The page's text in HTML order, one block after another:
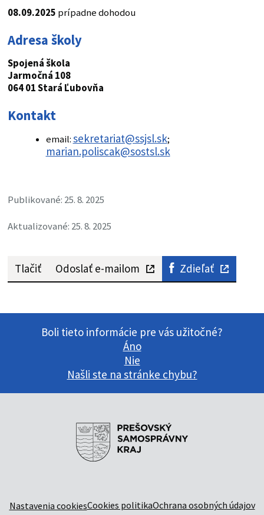
08.09.2025 prípadne dohodou
Adresa školy
Spojená škola
Jarmočná 108
064 01 Stará Ľubovňa
Kontakt
email:sekretariat@ssjsl.sk;
marian.poliscak@sostsl.sk
Publikované: 25. 8. 2025
Aktualizované: 25. 8. 2025
Tlačiť Odoslať e-mailom Zdieľať
Boli tieto informácie pre vás užitočné?
Áno
Nie
Našli ste na stránke chybu?
Nastavenia cookiesCookies politikaOchrana osobných údajov